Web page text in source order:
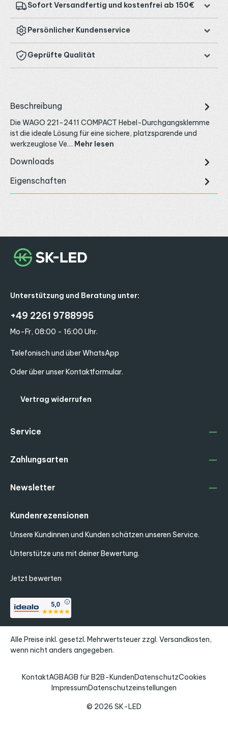
Sofort Versandfertig und kostenfrei ab 150€
Persönlicher Kundenservice
Geprüfte Qualität
Beschreibung
Die WAGO 221-2411 COMPACT Hebel-Durchgangsklemme
ist die ideale Lösung für eine sichere, platzsparende und
werkzeuglose Ve… Mehr lesen
Downloads
Eigenschaften
Unterstützung und Beratung unter:
+49 2261 9788995
Mo-Fr, 08:00 - 16:00 Uhr.
Telefonisch und über WhatsApp
Oder über unserKontaktformular.
Vertrag widerrufen
Service
Zahlungsarten
Kundenrezensionen
Unsere Kundinnen und Kunden schätzen unseren Service.
Unterstütze uns mit deiner Bewertung.
Jetzt bewerten
Newsletter
Alle Preise inkl. gesetzl. Mehrwertsteuer zzgl. Versandkosten,
wenn nicht anders angegeben.
© 2026 SK-LED
KontaktAGBAGB für B2B-KundenDatenschutzCookies
ImpressumDatenschutzeinstellungen